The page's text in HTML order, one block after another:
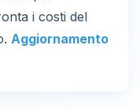
i costi del
Aggiornamento